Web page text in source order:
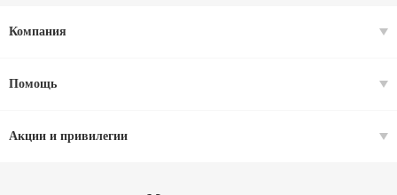
Компания
Помощь
Акции и привилегии